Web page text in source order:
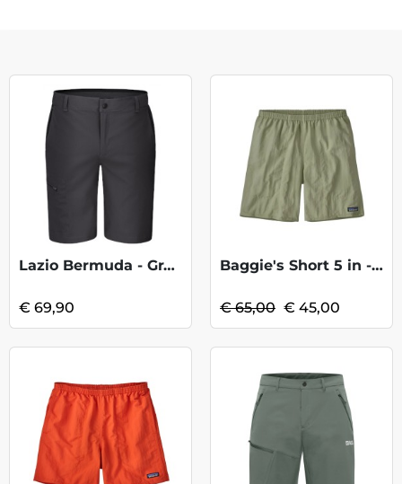
Lazio Bermuda - Graphite
€ 69,90
Baggie's Short 5 in - SalviaGreen KOOPJE
€ 65,00 € 45,00